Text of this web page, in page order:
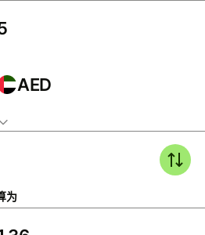
AED
为